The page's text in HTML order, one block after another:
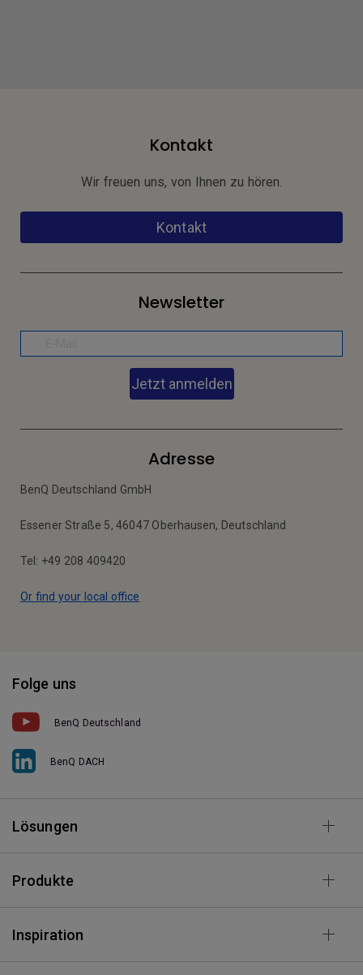
Kontakt
Wir freuen uns, von Ihnen zu hören.
Kontakt
Newsletter
Jetzt anmelden
Adresse
BenQ Deutschland GmbH
Essener Straße 5, 46047 Oberhausen, Deutschland
Tel: +49 208 409420
Or find your local office
Folge uns
BenQ Deutschland
BenQ DACH
Lösungen
Produkte
Inspiration